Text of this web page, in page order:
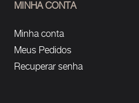
MINHA CONTA
Minha conta
Meus Pedidos
Recuperar senha